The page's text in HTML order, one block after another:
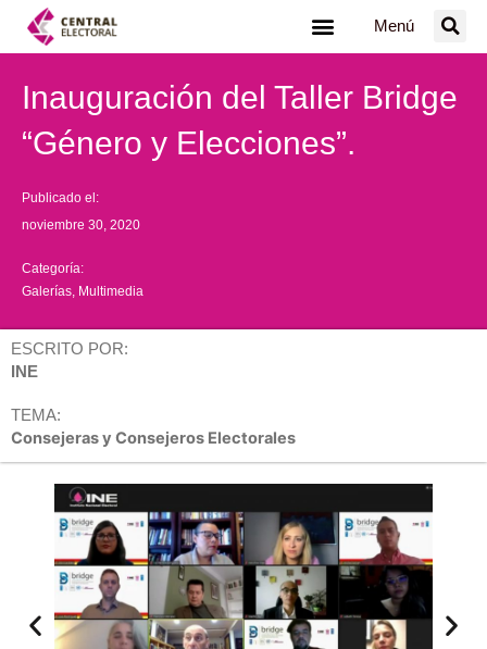
Menú
Inauguración del Taller Bridge
“Género y Elecciones”.
Publicado el:
noviembre 30, 2020
Categoría:
Galerías Multimedia
ESCRITO POR:
INE
TEMA:
Consejeras y Consejeros Electorales